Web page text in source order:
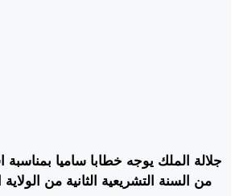
جلالة الملك يوجه خطابا ساميا بمناسبة
من السنة التشريعية الثانية من الولاية